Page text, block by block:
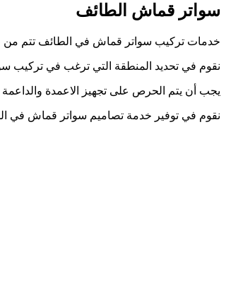
سواتر قماش الطائف
خدمات تركيب سواتر قماش في الطائف تتم
نقوم في تحديد المنطقة التي ترغب في تركيب
يجب أن يتم الحرص على تجهيز الاعمدة
نقوم في توفير خدمة تصاميم سواتر قماش في